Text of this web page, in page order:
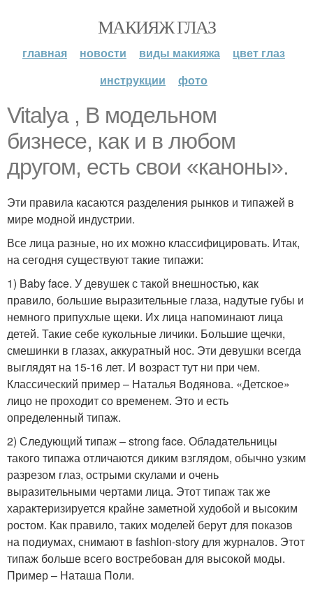
МАКИЯЖ ГЛАЗ
главная новости виды макияжа
цвет глаз
инструкции
фото
Vitalya , В модельном
бизнесе, как и в любом
другом, есть свои «каноны».
Эти правила касаются разделения рынков и типажей в
мире модной индустрии.
Все лица разные, но их можно классифицировать. Итак,
на сегодня существуют такие типажи:
1) Baby face. У девушек с такой внешностью, как
правило, большие выразительные глаза, надутые губы и
немного припухлые щеки. Их лица напоминают лица
детей. Такие себе кукольные личики. Большие щечки,
смешинки в глазах, аккуратный нос. Эти девушки всегда
выглядят на 15-16 лет. И возраст тут ни при чем.
Классический пример – Наталья Водянова. «Детское»
лицо не проходит со временем. Это и есть
определенный типаж.
2) Следующий типаж – strong face. Обладательницы
такого типажа отличаются диким взглядом, обычно узким
разрезом глаз, острыми скулами и очень
выразительными чертами лица. Этот типаж так же
характеризируется крайне заметной худобой и высоким
ростом. Как правило, таких моделей берут для показов
на подиумах, снимают в fashion-story для журналов. Этот
типаж больше всего востребован для высокой моды.
Пример – Наташа Поли.